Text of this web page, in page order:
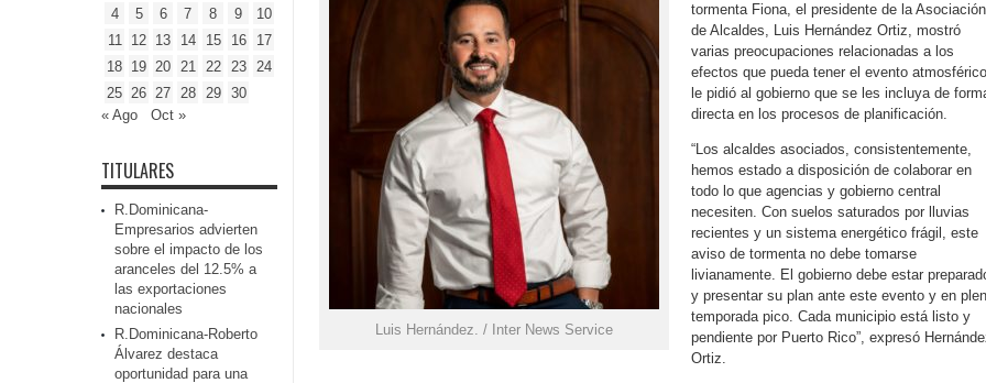
Luis Hernández. / Inter News Service
tormenta Fiona, el presidente de la Asociación
de Alcaldes, Luis Hernández Ortiz, mostró
varias preocupaciones relacionadas a los
efectos que pueda tener el evento
le pidió al gobierno que se les incluya de
directa en los procesos de planificación.
“Los alcaldes asociados, consistentemente,
hemos estado a disposición de colaborar en
todo lo que agencias y gobierno central
necesiten. Con suelos saturados por lluvias
recientes y un sistema energético frágil, este
aviso de tormenta no debe tomarse
livianamente. El gobierno debe estar
y presentar su plan ante este evento y en
temporada pico. Cada municipio está listo y
pendiente por Puerto Rico”, expresó
Ortiz.
4
5 6 7 8 9
10
11
12 13 14 15 16
17
18 19 20 21 22 23
24
25 26 27 28 29
30
« Ago
Oct »
TITULARES
R.Dominicana-
Empresarios advierten
sobre el impacto de los
aranceles del 12.5% a
las exportaciones
nacionales
R.Dominicana-Roberto
Álvarez destaca
oportunidad para una